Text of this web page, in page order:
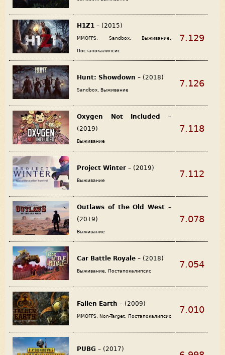
H1Z1 – (2015)
MMOFPS, Sandbox, Выживание,
Постапокалипсис
7.129
Hunt: Showdown – (2018)
Sandbox, Выживание
7.126
Oxygen Not Included
–
(2019)
Выживание
7.118
Project Winter – (2019)
Выживание
7.112
Outlaws of the Old West –
(2019)
Выживание
7.078
Car Battle Royale – (2018)
Выживание, Постапокалипсис
7.054
Fallen Earth – (2009)
MMOFPS, Non-Target, Постапокалипсис
7.010
PUBG – (2017)